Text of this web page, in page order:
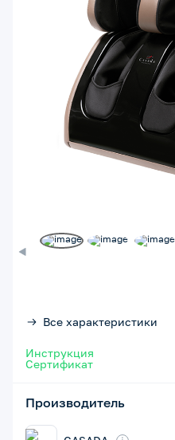
Все характеристики
Инструкция
Сертификат
Производитель